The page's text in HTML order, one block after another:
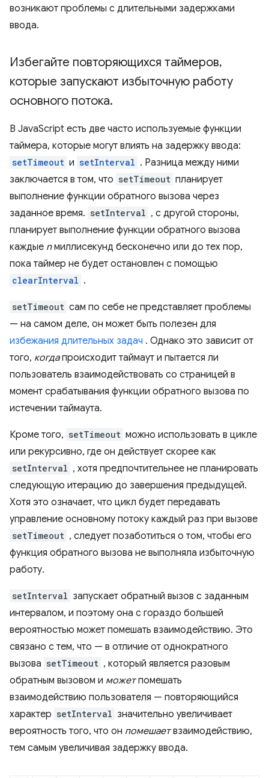
возникают проблемы с длительными задержками
ввода.
Избегайте повторяющихся таймеров,
которые запускают избыточную работу
основного потока.
В JavaScript есть две часто используемые функции
таймера, которые могут влиять на задержку ввода:
setTimeout и setInterval . Разница между ними
заключается в том, что setTimeout планирует
выполнение функции обратного вызова через
заданное время. setInterval , с другой стороны,
планирует выполнение функции обратного вызова
каждые nмиллисекунд бесконечно или до тех пор,
пока таймер не будет остановлен с помощью
clearInterval .
setTimeout сам по себе не представляет проблемы
— на самом деле, он может быть полезен для
избежания длительных задач . Однако это зависит от
того, когдапроисходит таймаут и пытается ли
пользователь взаимодействовать со страницей в
момент срабатывания функции обратного вызова по
истечении таймаута.
Кроме того, setTimeout можно использовать в цикле
или рекурсивно, где он действует скорее как
setInterval , хотя предпочтительнее не планировать
следующую итерацию до завершения предыдущей.
Хотя это означает, что цикл будет передавать
управление основному потоку каждый раз при вызове
setTimeout , следует позаботиться о том, чтобы его
функция обратного вызова не выполняла избыточную
работу.
setInterval запускает обратный вызов с заданным
интервалом, и поэтому она с гораздо большей
вероятностью может помешать взаимодействию. Это
связано с тем, что — в отличие от однократного
вызова setTimeout , который является разовым
обратным вызовом и можетпомешать
взаимодействию пользователя — повторяющийся
характер setInterval значительно увеличивает
вероятность того, что он помешаетвзаимодействию,
тем самым увеличивая задержку ввода.